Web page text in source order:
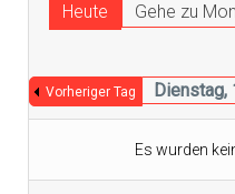
Heute
Gehe zu
Vorheriger Tag Dienstag,
Es wurden